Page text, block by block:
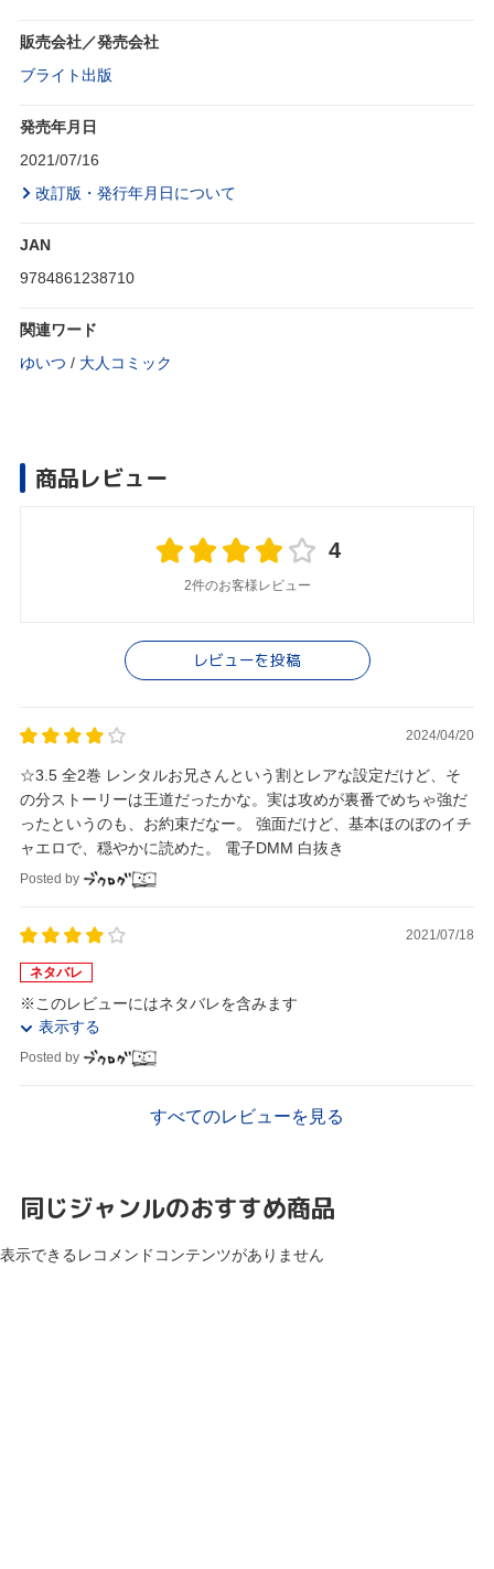
販売会社／発売会社
ブライト出版
発売年月日
2021/07/16
改訂版・発行年月日について
JAN
9784861238710
関連ワード
ゆいつ / 大人コミック
商品レビュー
4
2件のお客様レビュー
レビューを投稿
2024/04/20
☆3.5 全2巻 レンタルお兄さんという割とレアな設定だけど、そ
の分ストーリーは王道だったかな。実は攻めが裏番でめちゃ強だ
ったというのも、お約束だなー。 強面だけど、基本ほのぼのイチ
ャエロで、穏やかに読めた。 電子DMM 白抜き
Posted by
2021/07/18
ネタバレ
※このレビューにはネタバレを含みます
表示する
Posted by
すべてのレビューを見る
同じジャンルのおすすめ商品
表示できるレコメンドコンテンツがありません